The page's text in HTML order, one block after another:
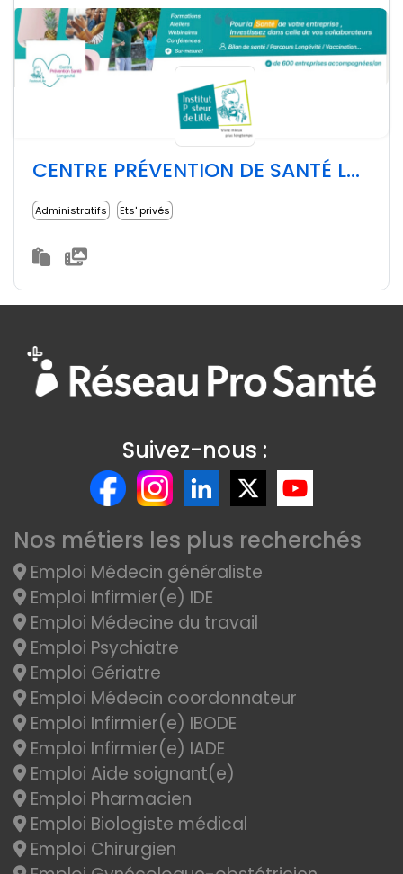
CENTRE PRÉVENTION DE SANTÉ LONGEVITÉ DE L'INSTITUT PASTEUR DE LILLE
Administratifs Ets' privés
Suivez-nous :
Nos métiers les plus recherchés
Emploi Médecin généraliste
Emploi Infirmier(e) IDE
Emploi Médecine du travail
Emploi Psychiatre
Emploi Gériatre
Emploi Médecin coordonnateur
Emploi Infirmier(e) IBODE
Emploi Infirmier(e) IADE
Emploi Aide soignant(e)
Emploi Pharmacien
Emploi Biologiste médical
Emploi Chirurgien